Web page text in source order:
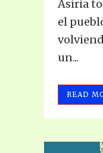
Asiria
el
un...
READ